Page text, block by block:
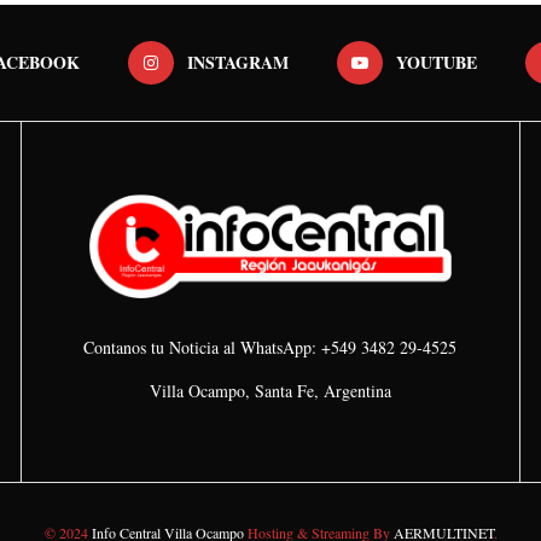
INSTAGRAM YOUTUBE
Contanos tu Noticia al WhatsApp: +549 3482 29-4525
Villa Ocampo, Santa Fe, Argentina
© 2024Info Central Villa OcampoHosting & Streaming ByAERMULTINET.